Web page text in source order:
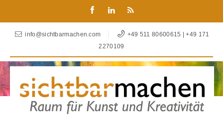
info@sichtbarmachen.com
+49 511 80600615 | +49 171
2270109